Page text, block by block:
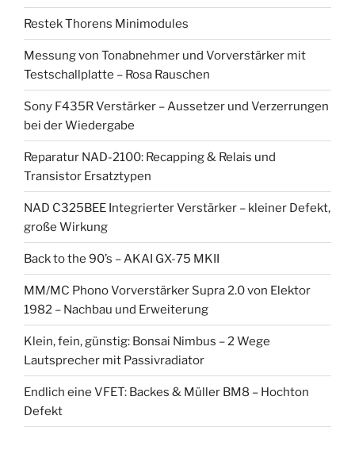
Restek Thorens Minimodules
Messung von Tonabnehmer und Vorverstärker mit
Testschallplatte – Rosa Rauschen
Sony F435R Verstärker – Aussetzer und Verzerrungen
bei der Wiedergabe
Reparatur NAD-2100: Recapping & Relais und
Transistor Ersatztypen
NAD C325BEE Integrierter Verstärker – kleiner Defekt,
große Wirkung
Back to the 90’s – AKAI GX-75 MKII
MM/MC Phono Vorverstärker Supra 2.0 von Elektor
1982 – Nachbau und Erweiterung
Klein, fein, günstig: Bonsai Nimbus – 2 Wege
Lautsprecher mit Passivradiator
Endlich eine VFET: Backes & Müller BM8 – Hochton
Defekt